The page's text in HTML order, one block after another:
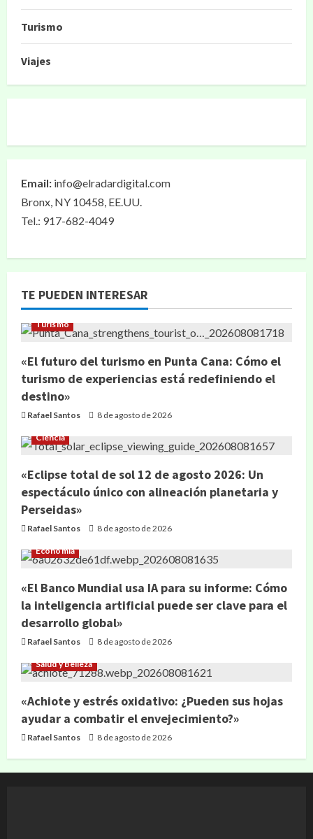
Turismo
Viajes
Email: info@elradardigital.com
Bronx, NY 10458, EE.UU.
Tel.: 917-682-4049
TE PUEDEN INTERESAR
Turismo
«El futuro del turismo en Punta Cana: Cómo el
turismo de experiencias está redefiniendo el
destino»
Rafael Santos 8 de agosto de 2026
Ciencia
«Eclipse total de sol 12 de agosto 2026: Un
espectáculo único con alineación planetaria y
Perseidas»
Rafael Santos 8 de agosto de 2026
Economía
«El Banco Mundial usa IA para su informe: Cómo
la inteligencia artificial puede ser clave para el
desarrollo global»
Rafael Santos 8 de agosto de 2026
Salud y Belleza
«Achiote y estrés oxidativo: ¿Pueden sus hojas
ayudar a combatir el envejecimiento?»
Rafael Santos 8 de agosto de 2026